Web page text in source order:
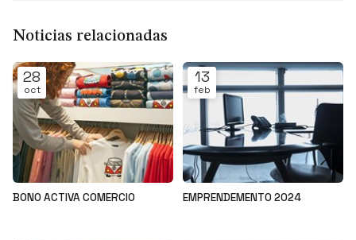
Noticias relacionadas
28
oct
BONO ACTIVA COMERCIO
13
feb
EMPRENDEMENTO 2024